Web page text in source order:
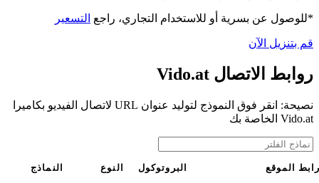
*للوصول عن بسرية أو للاستخدام التجاري، راجع التسعير
قم بتنزيل الآن
روابط الاتصال Vido.at
نصيحة: انقر فوق النموذج لتوليد عنوان URL لاتصال الفيديو بكاميرا
Vido.at الخاصة بك
النماذج النوع البروتوكول الموقع